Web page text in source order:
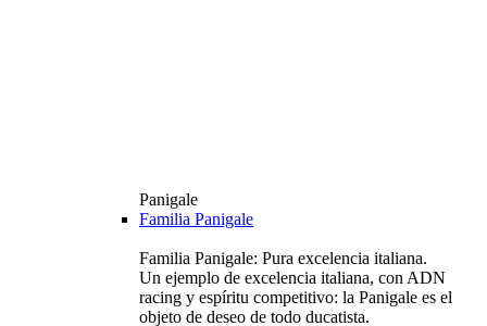
Panigale
Familia Panigale
Familia Panigale: Pura excelencia italiana.
Un ejemplo de excelencia italiana, con ADN
racing y espíritu competitivo: la Panigale es el
objeto de deseo de todo ducatista.